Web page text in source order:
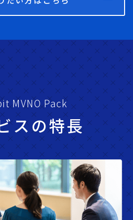
MVNO Pack
スの特長